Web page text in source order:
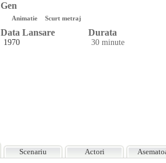
Gen
Animatie Scurt metraj
Data Lansare
1970
Durata
30 minute
Scenariu Actori